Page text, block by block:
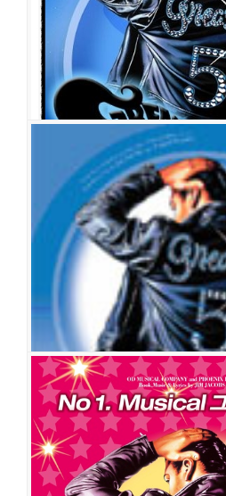
김동영 이태은임유이지현
그리스
공연일시
2007-12-15 ~ 2008-02-17
공연장
코엑스 오디토리움 대극장
출연진
유현수김형민임혜영전재홍
이광섭 명재환 민정기소정화 유혜련 주
그리스
공연일시
2007-07-20 ~ 2007-09-09
공연장
호암아트홀
출연진
이신성김형민강동호김현아
우리
이필승 이주광 신미연 이창희이광섭
이지혜배민정